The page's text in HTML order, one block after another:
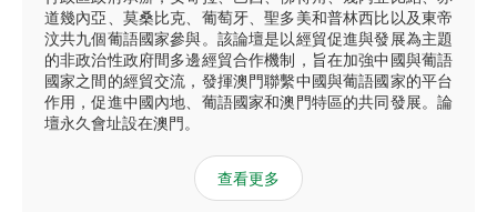
道幾內亞、莫桑比克、葡萄牙、聖多美和普林西比以及東帝
汶共九個葡語國家參與。該論壇是以經貿促進與發展為主題
的非政治性政府間多邊經貿合作機制，旨在加強中國與葡語
國家之間的經貿交流，發揮澳門聯繫中國與葡語國家的平台
作用，促進中國內地、葡語國家和澳門特區的共同發展。論
壇永久會址設在澳門。
查看更多